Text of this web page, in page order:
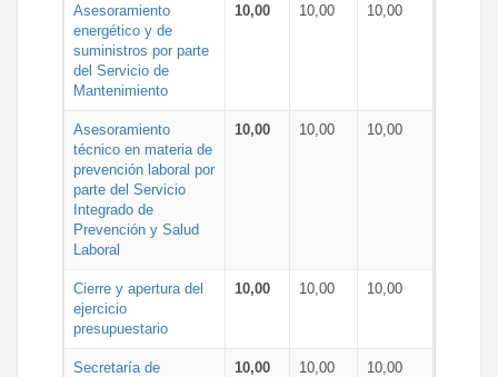
Asesoramiento
energético y de
suministros por parte
del Servicio de
Mantenimiento
10,00 10,00 10,00
Asesoramiento
técnico en materia de
prevención laboral por
parte del Servicio
Integrado de
Prevención y Salud
Laboral
10,00 10,00 10,00
Cierre y apertura del
ejercicio
presupuestario
10,00 10,00 10,00
Secretaría de
10,00 10,00 10,00